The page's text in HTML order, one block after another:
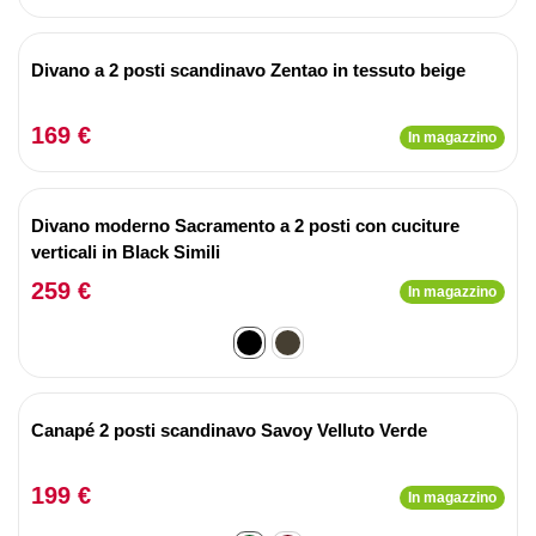
Divano a 2 posti scandinavo Zentao in tessuto beige
169 € In magazzino
Divano moderno Sacramento a 2 posti con cuciture
verticali in Black Simili
259 € In magazzino
Canapé 2 posti scandinavo Savoy Velluto Verde
199 € In magazzino